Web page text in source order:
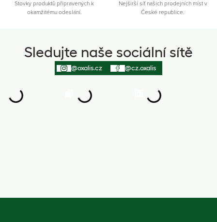
Stovky produktů připravených k
okamžitému odeslání.
Nejširší síť našich prodejních míst v
České republice.
Sledujte naše sociální sítě
@oxalis.cz @cz.oxalis